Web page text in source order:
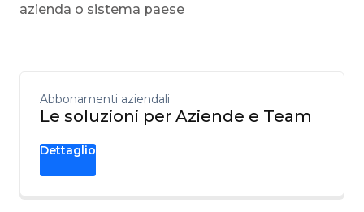
azienda o sistema paese
Abbonamenti aziendali
Le soluzioni per Aziende e Team
Dettaglio